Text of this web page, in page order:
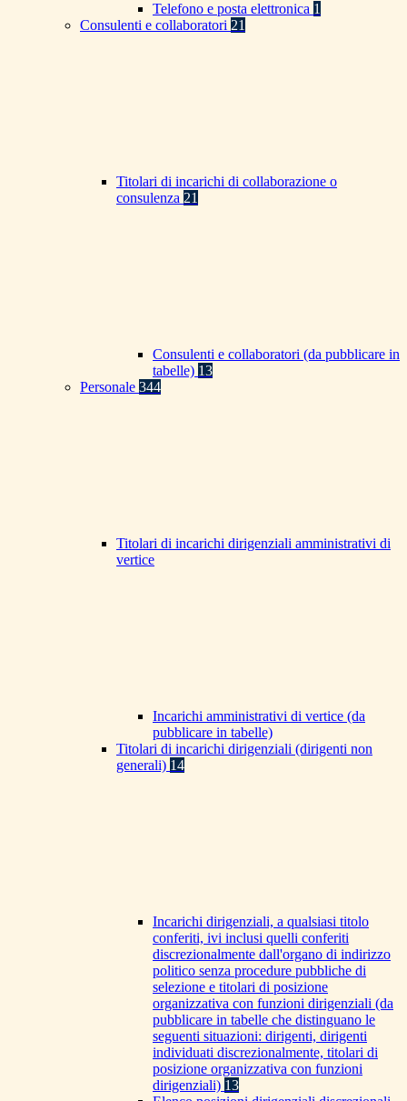
Telefono e posta elettronica 1
Consulenti e collaboratori 21
Titolari di incarichi di collaborazione o
consulenza 21
Consulenti e collaboratori (da pubblicare in
tabelle) 13
Personale 344
Titolari di incarichi dirigenziali amministrativi di
vertice
Incarichi amministrativi di vertice (da
pubblicare in tabelle)
Titolari di incarichi dirigenziali (dirigenti non
generali) 14
Incarichi dirigenziali, a qualsiasi titolo
conferiti, ivi inclusi quelli conferiti
discrezionalmente dall'organo di indirizzo
politico senza procedure pubbliche di
selezione e titolari di posizione
organizzativa con funzioni dirigenziali (da
pubblicare in tabelle che distinguano le
seguenti situazioni: dirigenti, dirigenti
individuati discrezionalmente, titolari di
posizione organizzativa con funzioni
dirigenziali) 13